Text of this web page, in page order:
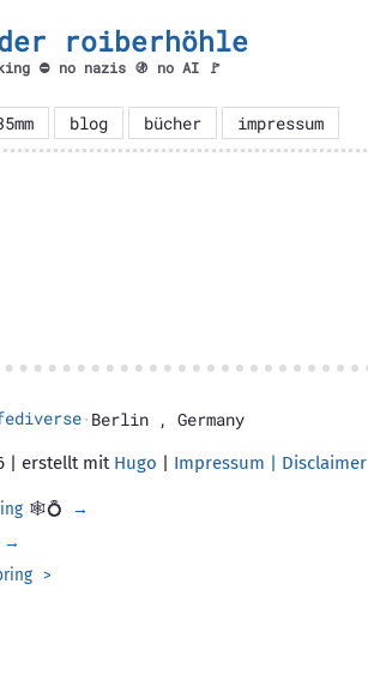
roiberhöhle
⛔ no nazis 🚯 no AI 🚩
blog bücher impressum
· Berlin , Germany
| erstellt mit Hugo | Impressum | Disclaimer
🕸💍
→
→
>